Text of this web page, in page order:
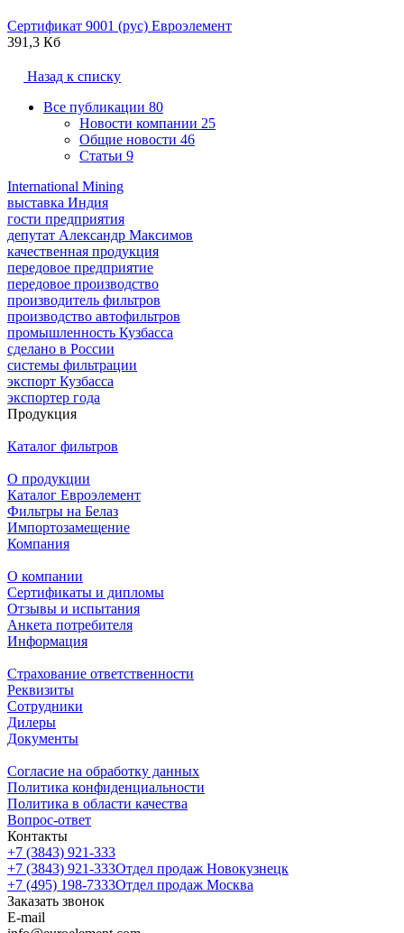
Сертификат 9001 (рус) Евроэлемент
391,3 Кб
Назад к списку
Все публикации 80
Новости компании 25
Общие новости 46
Статьи 9
International Mining
выставка Индия
гости предприятия
депутат Александр Максимов
качественная продукция
передовое предприятие
передовое производство
производитель фильтров
производство автофильтров
промышленность Кузбасса
сделано в России
системы фильтрации
экспорт Кузбасса
экспортер года
Продукция
Каталог фильтров
О продукции
Каталог Евроэлемент
Фильтры на Белаз
Импортозамещение
Компания
О компании
Сертификаты и дипломы
Отзывы и испытания
Анкета потребителя
Информация
Страхование ответственности
Реквизиты
Сотрудники
Дилеры
Документы
Согласие на обработку данных
Политика конфиденциальности
Политика в области качества
Вопрос-ответ
Контакты
+7 (3843) 921-333
+7 (3843) 921-333Отдел продаж Новокузнецк
+7 (495) 198-7333Отдел продаж Москва
Заказать звонок
E-mail